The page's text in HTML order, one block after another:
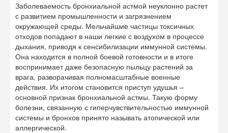
Заболеваемость бронхиальной астмой неуклонно растет
с развитием промышленности и загрязнением
окружающей среды. Мельчайшие частицы токсичных
отходов попадают в наши легкие с воздухом в процессе
дыхания, приводя к сенсибилизации иммунной системы.
Она находится в полной боевой готовности и в итоге
воспринимает даже безопасную пыльцу растений за
врага, разворачивая полномасштабные военные
действия. Их итогом становится приступ удушья –
основной признак бронхиальной астмы. Такую форму
болезни, связанную с гиперчувствительностью иммунной
системы и бронхов принято называть атопической или
аллергической.